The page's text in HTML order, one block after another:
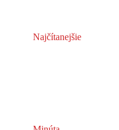
Najčítanejšie